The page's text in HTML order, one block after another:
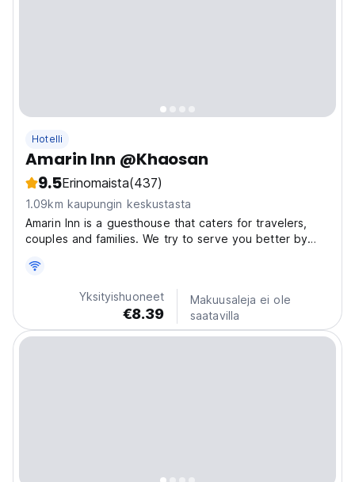
Hotelli
Amarin Inn @Khaosan
9.5Erinomaista(437)
1.09km kaupungin keskustasta
Amarin Inn is a guesthouse that caters for travelers,
couples and families. We try to serve you better by
conscious guests. Our rooms are clean with fresh linen
and towels plus free wifi. It features attached...
Yksityishuoneet
€8.39
Makuusaleja ei ole
saatavilla